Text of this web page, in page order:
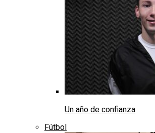
Un año de confianza
Fútbol